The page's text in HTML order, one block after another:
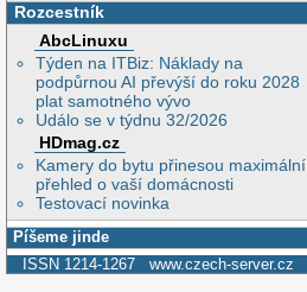
Rozcestník
AbcLinuxu
Týden na ITBiz: Náklady na
podpůrnou AI převýší do roku 2028
plat samotného vývo
Událo se v týdnu 32/2026
HDmag.cz
Kamery do bytu přinesou maximální
přehled o vaší domácnosti
Testovací novinka
Píšeme jinde
ISSN 1214-1267 www.czech-server.cz